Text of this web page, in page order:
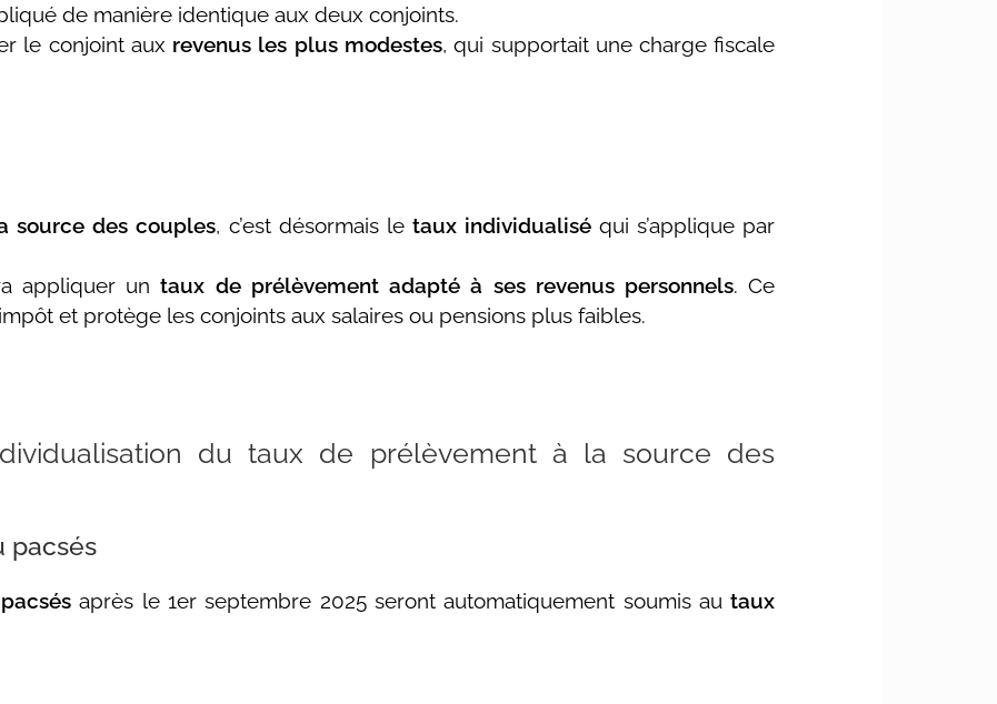
de manière identique aux deux conjoints.
le conjoint aux revenus les plus modestes, qui supportait une charge fiscale
source des couples, c’est désormais le taux individualisé qui s’applique par
appliquer untaux de prélèvement adapté à ses revenus personnels. Ce
et protège les conjoints aux salaires ou pensions plus faibles.
du taux de prélèvement à la source des
pacsés
après le 1er septembre 2025 seront automatiquement soumis autaux